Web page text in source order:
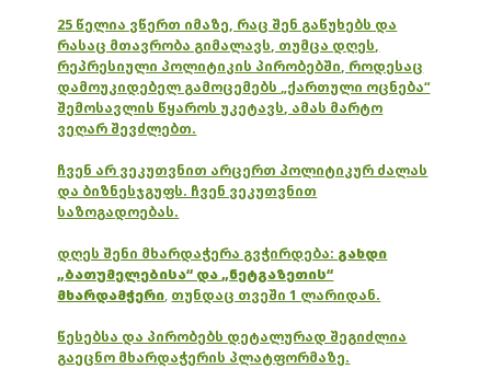
25 წელია ვწერთ იმაზე, რაც შენ გაწუხებს და
რასაც მთავრობა გიმალავს, თუმცა დღეს,
რეპრესიული პოლიტიკის პირობებში, როდესაც
დამოუკიდებელ გამოცემებს „ქართული ოცნება“
შემოსავლის წყაროს უკეტავს, ამას მარტო
ვეღარ შევძლებთ.
ჩვენ არ ვეკუთვნით არცერთ პოლიტიკურ ძალას
და ბიზნესჯგუფს. ჩვენ ვეკუთვნით
საზოგადოებას.
დღეს შენი მხარდაჭერა გვჭირდება: გახდი
„ბათუმელებისა“ და „ნეტგაზეთის“
მხარდამჭერი, თუნდაც თვეში 1 ლარიდან.
წესებსა და პირობებს დეტალურად შეგიძლია
გაეცნო მხარდაჭერის პლატფორმაზე.